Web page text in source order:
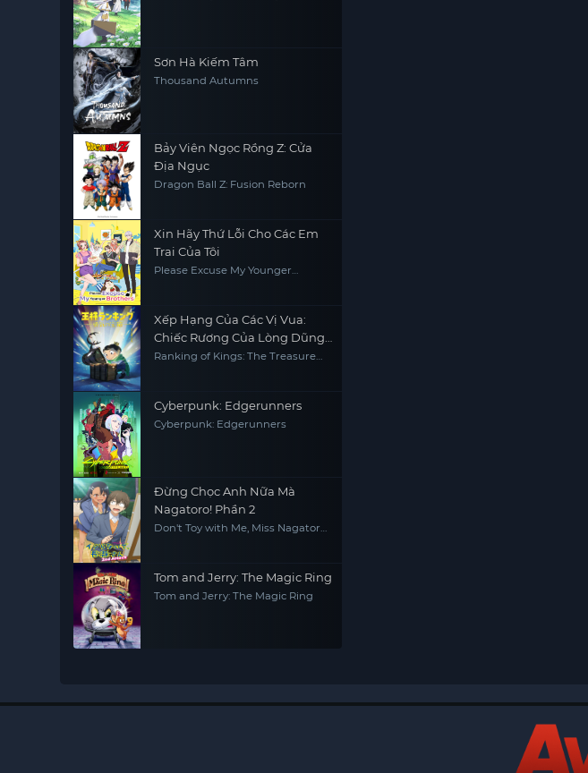
Sơn Hà Kiếm Tâm
Thousand Autumns
Bảy Viên Ngọc Rồng Z: Cửa
Địa Ngục
Dragon Ball Z: Fusion Reborn
Xin Hãy Thứ Lỗi Cho Các Em
Trai Của Tôi
Please Excuse My Younger
Xếp Hạng Của Các Vị Vua:
Chiếc Rương Của Lòng Dũng
Cảm
Ranking of Kings: The Treasure
Cyberpunk: Edgerunners
Cyberpunk: Edgerunners
Đừng Chọc Anh Nữa Mà
Nagatoro! Phần 2
Don't Toy with Me, Miss Nagatoro
Tom and Jerry: The Magic Ring
Tom and Jerry: The Magic Ring